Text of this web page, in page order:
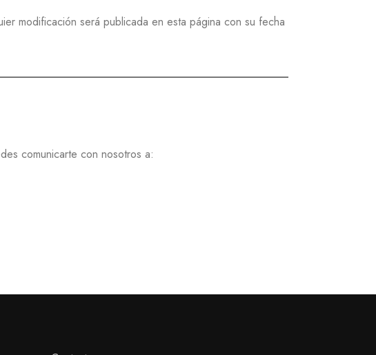
modificación será publicada en esta página con su fecha
comunicarte con nosotros a: